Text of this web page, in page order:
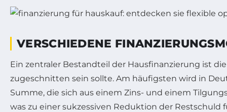
VERSCHIEDENE
Ein zentraler Bestandteil der Hausfinanzierung ist
zugeschnitten sein sollte. Am häufigsten wird in
Summe, die sich aus einem Zins- und einem
was zu einer sukzessiven Reduktion der Restschuld